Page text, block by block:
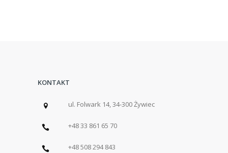
KONTAKT
ul. Folwark 14, 34-300 Żywiec
+48 33 861 65 70
+48 508 294 843